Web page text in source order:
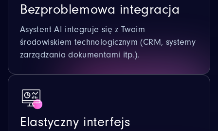
Bezproblemowa integracja
Asystent AI integruje się z Twoim
środowiskiem technologicznym (CRM, systemy
zarządzania dokumentami itp.).
Elastyczny interfejs